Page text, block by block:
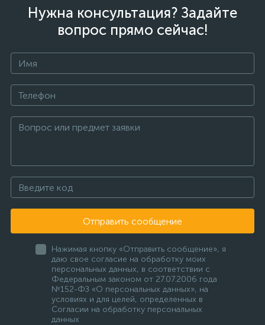
Нужна консультация? Задайте
вопрос прямо сейчас!
Отправить сообщение
Нажимая кнопку «Отправить сообщение», я
даю свое согласие на обработку моих
персональных данных, в соответствии с
Федеральным законом от 27.07.2006 года
№152-ФЗ «О персональных данных», на
условиях и для целей, определенных в
Согласии на обработку персональных
данных